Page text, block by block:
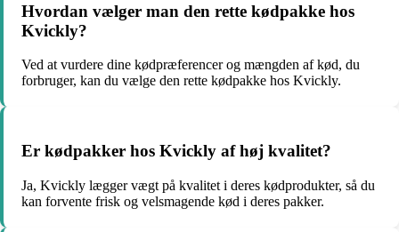
Hvordan vælger man den rette kødpakke hos
Kvickly?
Ved at vurdere dine kødpræferencer og mængden af kød, du
forbruger, kan du vælge den rette kødpakke hos Kvickly.
Er kødpakker hos Kvickly af høj kvalitet?
Ja, Kvickly lægger vægt på kvalitet i deres kødprodukter, så du
kan forvente frisk og velsmagende kød i deres pakker.